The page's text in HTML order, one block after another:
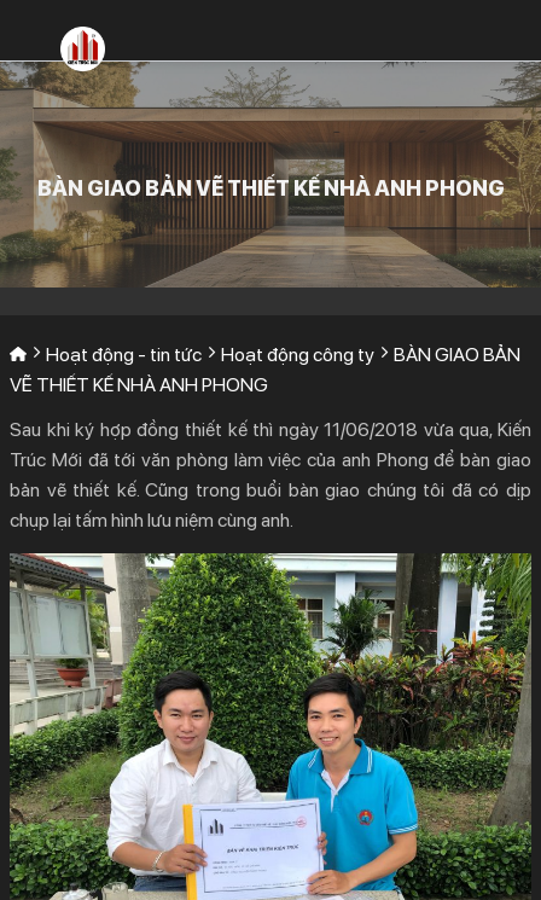
nội
dung
BÀN GIAO BẢN VẼ THIẾT KẾ NHÀ ANH PHONG
Hoạt động - tin tức Hoạt động công ty
BÀN GIAO BẢN
VẼ THIẾT KẾ NHÀ ANH PHONG
Sau khi ký hợp đồng thiết kế thì ngày 11/06/2018 vừa qua, Kiến
Trúc Mới đã tới văn phòng làm việc của anh Phong để bàn giao
bản vẽ thiết kế. Cũng trong buổi bàn giao chúng tôi đã có dịp
chụp lại tấm hình lưu niệm cùng anh.